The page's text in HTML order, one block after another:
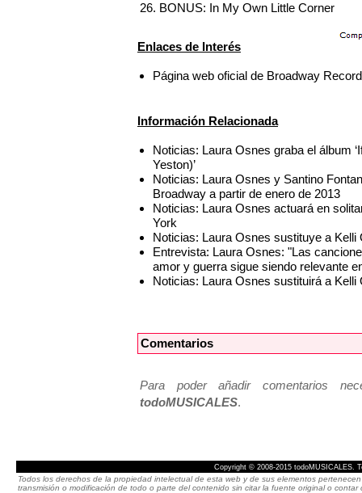
26. BONUS: In My Own Little Corner
Enlaces de Interés
Página web oficial de Broadway
Información Relacionada
Noticias: Laura Osnes graba el álbum
Yeston)’
Noticias: Laura Osnes y Santino
Broadway a partir de enero de 2013
Noticias: Laura Osnes actuará en
York
Noticias: Laura Osnes sustituye a Kelli
Entrevista: Laura Osnes: "Las
amor y guerra sigue siendo relevante
Noticias: Laura Osnes sustituirá a Kelli
Comentarios
Para poder añadir comentarios
todoMUSICALES.
Copyright © 2008-2015 todoMUSICALES.
Todos los derechos de la propiedad intelectual de esta web y de sus elementos
transmisión o modificación de todo o parte del contenido sin citar la fuente original o